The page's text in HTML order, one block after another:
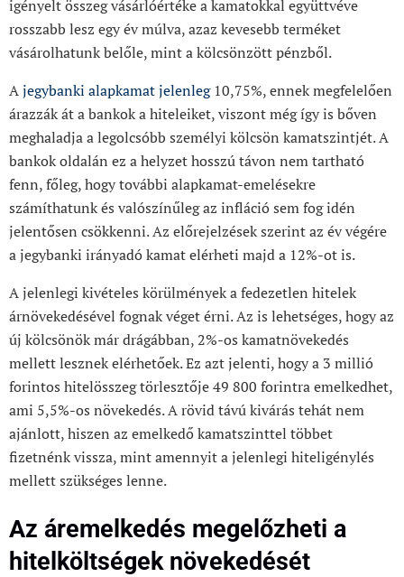
igényelt összeg vásárlóértéke a kamatokkal együttvéve
rosszabb lesz egy év múlva, azaz kevesebb terméket
vásárolhatunk belőle, mint a kölcsönzött pénzből.
Ajegybanki alapkamat jelenleg10,75%, ennek megfelelően
árazzák át a bankok a hiteleiket, viszont még így is bőven
meghaladja a legolcsóbb személyi kölcsön kamatszintjét. A
bankok oldalán ez a helyzet hosszú távon nem tartható
fenn, főleg, hogy további alapkamat-emelésekre
számíthatunk és valószínűleg az infláció sem fog idén
jelentősen csökkenni. Az előrejelzések szerint az év végére
a jegybanki irányadó kamat elérheti majd a 12%-ot is.
A jelenlegi kivételes körülmények a fedezetlen hitelek
árnövekedésével fognak véget érni. Az is lehetséges, hogy az
új kölcsönök már drágábban, 2%-os kamatnövekedés
mellett lesznek elérhetőek. Ez azt jelenti, hogy a 3 millió
forintos hitelösszeg törlesztője 49 800 forintra emelkedhet,
ami 5,5%-os növekedés. A rövid távú kivárás tehát nem
ajánlott, hiszen az emelkedő kamatszinttel többet
fizetnénk vissza, mint amennyit a jelenlegi hiteligénylés
mellett szükséges lenne.
Az áremelkedés megelőzheti a
hitelköltségek növekedését